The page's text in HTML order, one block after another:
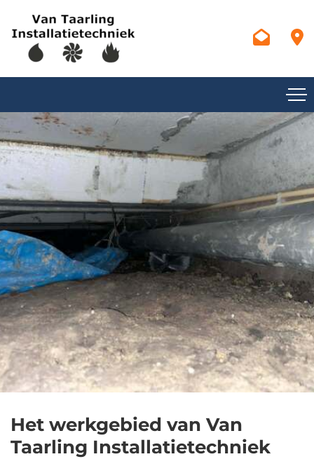
Het werkgebied van Van
Taarling Installatietechniek